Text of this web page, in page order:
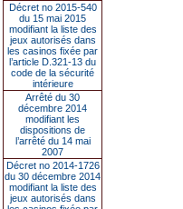
Décret no 2015-540
du 15 mai 2015
modifiant la liste des
jeux autorisés dans
les casinos fixée par
l’article D.321-13 du
code de la sécurité
intérieure
Arrêté du 30
décembre 2014
modifiant les
dispositions de
l’arrêté du 14 mai
2007
Décret no 2014-1726
du 30 décembre 2014
modifiant la liste des
jeux autorisés dans